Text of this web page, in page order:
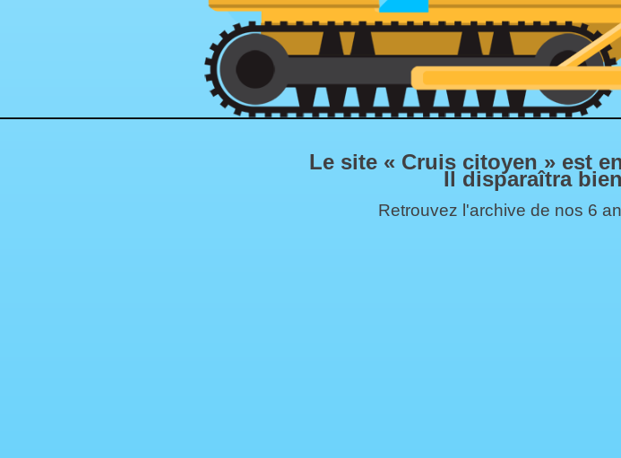
Le site « Cruis citoyen » est
Il disparaîtra
Retrouvez l'archive de nos 6